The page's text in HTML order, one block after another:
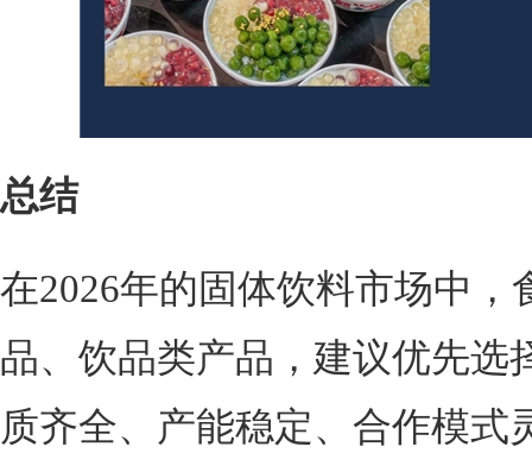
总结
在2026年的固体饮料市场中，
品、饮品类产品，建议优先选
质齐全、产能稳定、合作模式